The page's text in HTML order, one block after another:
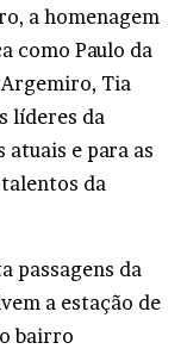
a homenagem
como Paulo da
Argemiro, Tia
líderes da
atuais e para as
da
passagens da
a estação de
bairro